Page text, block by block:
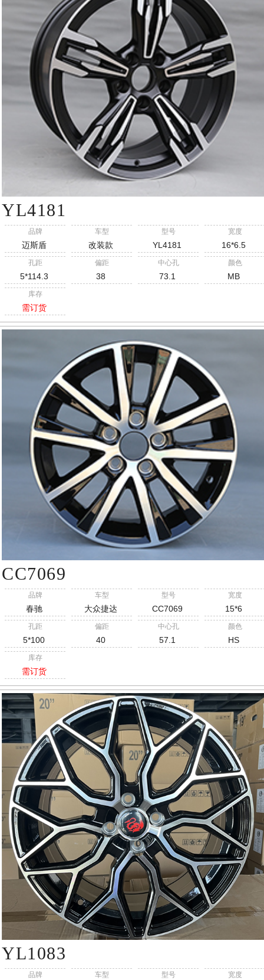
YL4181
品牌
迈斯盾
车型
改装款
型号
YL4181
宽度
16*6.5
孔距
5*114.3
偏距
38
中心孔
73.1
颜色
MB
库存
需订货
CC7069
品牌
春驰
车型
大众捷达
型号
CC7069
宽度
15*6
孔距
5*100
偏距
40
中心孔
57.1
颜色
HS
库存
需订货
YL1083
品牌 车型 型号 宽度